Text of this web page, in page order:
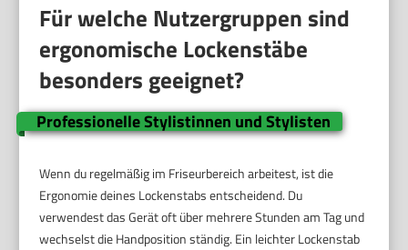
Für welche Nutzergruppen sind
ergonomische Lockenstäbe
besonders geeignet?
Professionelle Stylistinnen und Stylisten
Wenn du regelmäßig im Friseurbereich arbeitest, ist die
Ergonomie deines Lockenstabs entscheidend. Du
verwendest das Gerät oft über mehrere Stunden am Tag und
wechselst die Handposition ständig. Ein leichter Lockenstab